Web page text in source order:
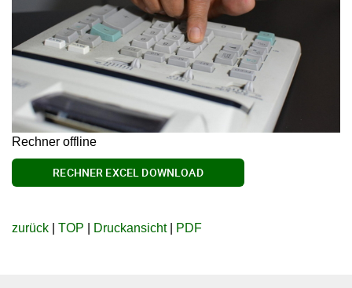
Rechner offline
RECHNER EXCEL DOWNLOAD
zurück TOP Druckansicht| PDF